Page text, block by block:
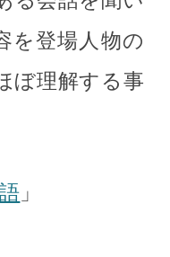
を登場人物の
ぼ理解する事
」